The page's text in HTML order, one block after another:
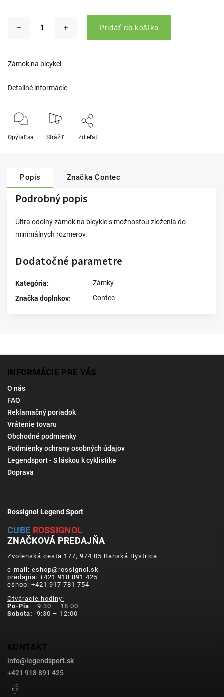
Pridať do košíka
Zámok na bicykel
Detailné informácie
Opýtať sa Strážiť Zdieľať
Popis Značka Contec
Podrobný popis
Ultra odolný zámok na bicykle s možnosťou zloženia do
minimálnych rozmerov.
Dodatočné parametre
Kategória:
Zámky
Značka doplnkov: Contec
INFORMÁCIE PRE VÁS
O nás
FAQ
Reklamačný poriadok
Vrátenie tovaru
Obchodné podmienky
Podmienky ochrany osobných údajov
Legendsport - S láskou k cyklistike
Doprava
Rossignol Legend Sport
CUBE ROSSIGNOL
ZNAČKOVÁ PREDAJŇA
Zvolenská cesta 177, 974 05 Banská Bystrica
e-mail: eshop@rossignol.sk
predajňa: +421 918 891 425
eshop: +421 917 781 754
Otváracie hodiny:
Po-Pia: 9:30 – 18:00
Sobota:
9:30 – 12:00
KONTAKT
info@ legendsport.sk
+421 918 891 425